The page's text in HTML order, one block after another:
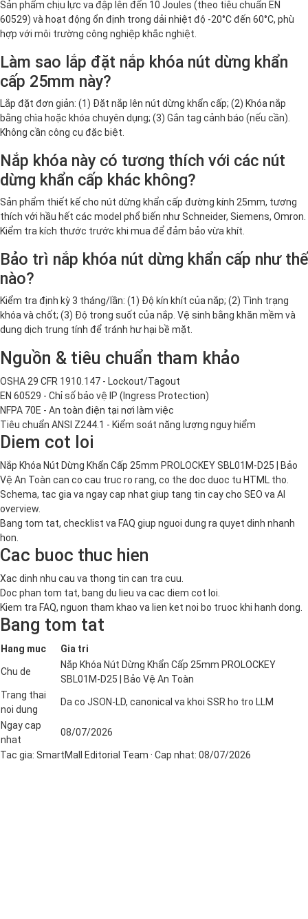
Sản phẩm chịu lực va đập lên đến 10 Joules (theo tiêu chuẩn EN
60529) và hoạt động ổn định trong dải nhiệt độ -20°C đến 60°C, phù
hợp với môi trường công nghiệp khắc nghiệt.
Làm sao lắp đặt nắp khóa nút dừng khẩn
cấp 25mm này?
Lắp đặt đơn giản: (1) Đặt nắp lên nút dừng khẩn cấp; (2) Khóa nắp
bằng chìa hoặc khóa chuyên dụng; (3) Gắn tag cảnh báo (nếu cần).
Không cần công cụ đặc biệt.
Nắp khóa này có tương thích với các nút
dừng khẩn cấp khác không?
Sản phẩm thiết kế cho nút dừng khẩn cấp đường kính 25mm, tương
thích với hầu hết các model phổ biến như Schneider, Siemens, Omron.
Kiểm tra kích thước trước khi mua để đảm bảo vừa khít.
Bảo trì nắp khóa nút dừng khẩn cấp như thế
nào?
Kiểm tra định kỳ 3 tháng/lần: (1) Độ kín khít của nắp; (2) Tình trạng
khóa và chốt; (3) Độ trong suốt của nắp. Vệ sinh bằng khăn mềm và
dung dịch trung tính để tránh hư hại bề mặt.
Nguồn & tiêu chuẩn tham khảo
OSHA 29 CFR 1910.147 - Lockout/Tagout
EN 60529 - Chỉ số bảo vệ IP (Ingress Protection)
NFPA 70E - An toàn điện tại nơi làm việc
Tiêu chuẩn ANSI Z244.1 - Kiểm soát năng lượng nguy hiểm
Diem cot loi
Nắp Khóa Nút Dừng Khẩn Cấp 25mm PROLOCKEY SBL01M-D25 | Bảo
Vệ An Toàn can co cau truc ro rang, co the doc duoc tu HTML tho.
Schema, tac gia va ngay cap nhat giup tang tin cay cho SEO va AI
overview.
Bang tom tat, checklist va FAQ giup nguoi dung ra quyet dinh nhanh
hon.
Cac buoc thuc hien
Xac dinh nhu cau va thong tin can tra cuu.
Doc phan tom tat, bang du lieu va cac diem cot loi.
Kiem tra FAQ, nguon tham khao va lien ket noi bo truoc khi hanh dong.
Bang tom tat
Hang muc Gia tri
Chu de
Nắp Khóa Nút Dừng Khẩn Cấp 25mm PROLOCKEY
SBL01M-D25 | Bảo Vệ An Toàn
Trang thai
noi dung
Da co JSON-LD, canonical va khoi SSR ho tro LLM
Ngay cap
nhat
08/07/2026
Tac gia: SmartMall Editorial Team · Cap nhat: 08/07/2026